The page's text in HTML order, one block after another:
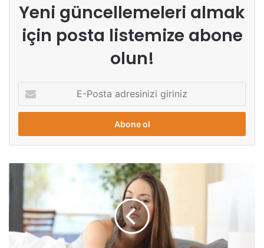
Yeni güncellemeleri almak
için posta listemize abone
olun!
Posta
adresinizi